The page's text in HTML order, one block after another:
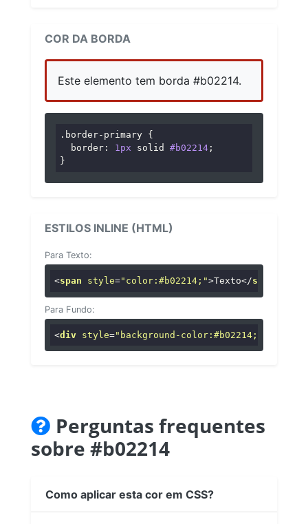
COR DA BORDA
Este elemento tem borda #b02214.
.border-primary {
border : 1px solid #b02214 ;
}
ESTILOS INLINE (HTML)
Para Texto:
<span style="color:#b02214;">Texto</span
Para Fundo:
<div style="background-color:#b02214;"
Perguntas frequentes
sobre #b02214
Como aplicar esta cor em CSS?